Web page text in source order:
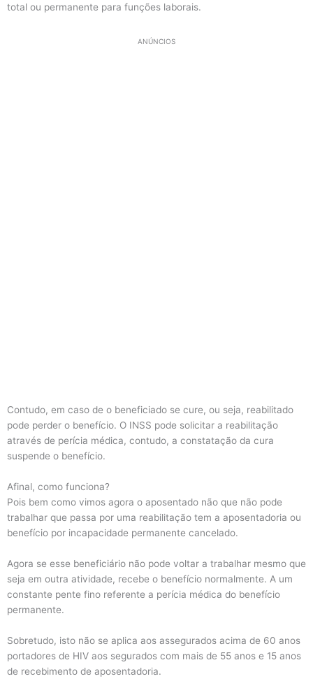
total ou permanente para funções laborais.
ANÚNCIOS
Contudo, em caso de o beneficiado se cure, ou seja, reabilitado
pode perder o benefício. O INSS pode solicitar a reabilitação
através de perícia médica, contudo, a constatação da cura
suspende o benefício.
Afinal, como funciona?
Pois bem como vimos agora o aposentado não que não pode
trabalhar que passa por uma reabilitação tem a aposentadoria ou
benefício por incapacidade permanente cancelado.
Agora se esse beneficiário não pode voltar a trabalhar mesmo que
seja em outra atividade, recebe o benefício normalmente. A um
constante pente fino referente a perícia médica do benefício
permanente.
Sobretudo, isto não se aplica aos assegurados acima de 60 anos
portadores de HIV aos segurados com mais de 55 anos e 15 anos
de recebimento de aposentadoria.